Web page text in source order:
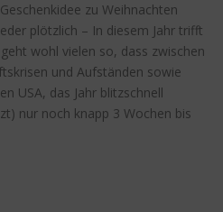
zu Weihnachten
plötzlich – In diesem Jahr trifft
wohl vielen so, dass zwischen
und Aufständen sowie
USA, das Jahr blitzschnell
nur noch knapp 3 Wochen bis